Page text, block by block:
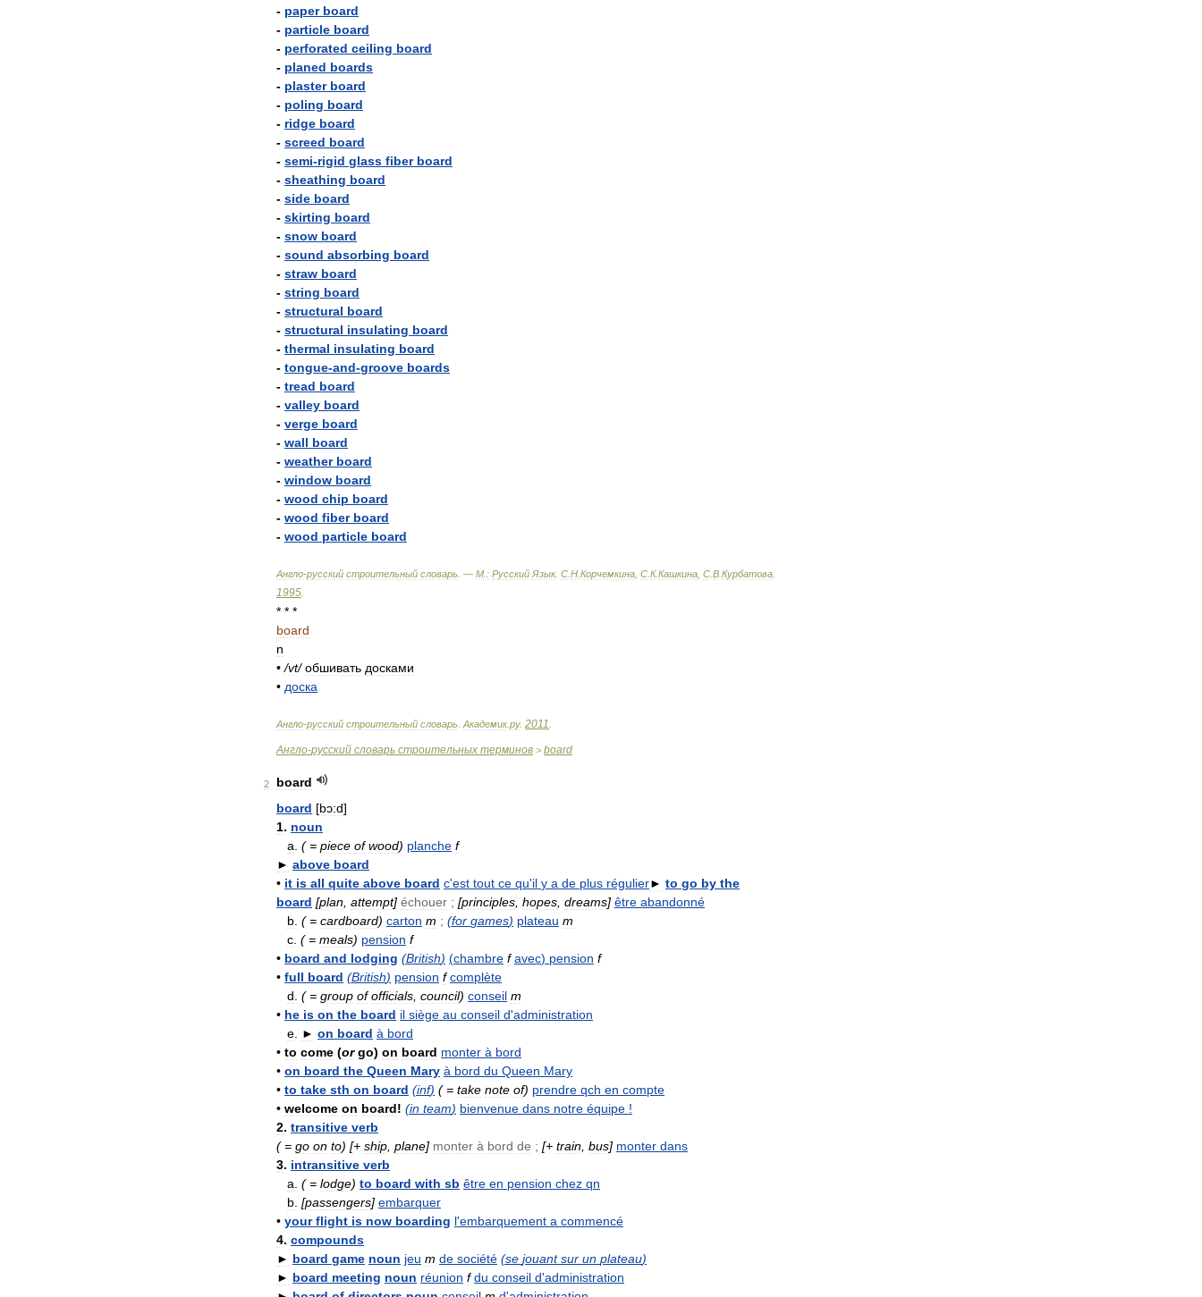
- paper board
- particle board
- perforated ceiling board
- planed boards
- plaster board
- poling board
- ridge board
- screed board
- semi-rigid glass fiber board
- sheathing board
- side board
- skirting board
- snow board
- sound absorbing board
- straw board
- string board
- structural board
- structural insulating board
- thermal insulating board
- tongue-and-groove boards
- tread board
- valley board
- verge board
- wall board
- weather board
- window board
- wood chip board
- wood fiber board
- wood particle board
Англо-русский строительный словарь . — М : Русский Язык. С Н Корчемкина С К.Кашкина С В Курбатова
1995
* * *
board
n
•/vt/ обшивать досками
• доска
Англо-русский строительный словарь Академик.ру. 2011
Англо-русский словарь строительных терминов > board
2
board
board [bɔ:d]
1. noun
a ( = piece of wood) planche f
► above board
• it is all quite above board c'est tout ce qu'il y a de plus régulier► to go by the
board [plan attempt] échouer ; [principles hopes dreams] être abandonné
b ( = cardboard) carton m ; (for games) plateau m
c ( = meals) pension f
• board and lodging (British) (chambre f avec) pension f
• full board (British) pension f complète
d ( = group of officials council) conseil m
• he is on the board il siège au conseil d'administration
e
► on board à bord
• to come (or go) on board monter à bord
• on board the Queen Mary à bord du Queen Mary
• to take sth on board (inf) ( = take note of) prendre qch en compte
• welcome on board! (in team) bienvenue dans notre équipe !
2. transitive verb
( = go on to) [+ ship plane] monter à bord de ; [+ train bus] monter dans
3. intransitive verb
a ( = lodge) to board with sb être en pension chez qn
b [passengers] embarquer
• your flight is now boarding l'embarquement a commencé
4. compounds
► board game noun jeu m de société (se jouant sur un plateau)
► board meeting noun réunion f du conseil d'administration